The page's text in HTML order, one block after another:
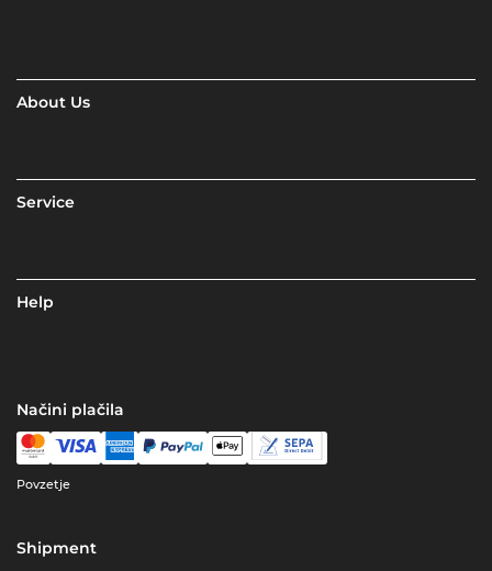
About Us
Service
Help
Načini plačila
Povzetje
Shipment